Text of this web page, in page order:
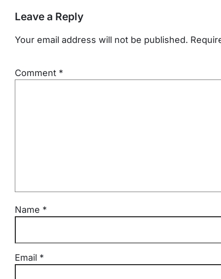
Leave a Reply
Your email address will not be published.
Comment *
Name *
Email *